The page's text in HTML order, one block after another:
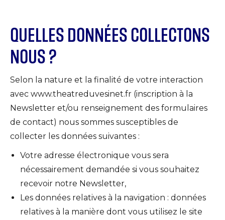
QUELLES DONNÉES COLLECTONS
NOUS ?
Selon la nature et la finalité de votre interaction
avec www.theatreduvesinet.fr (inscription à la
Newsletter et/ou renseignement des formulaires
de contact) nous sommes susceptibles de
collecter les données suivantes :
Votre adresse électronique vous sera
nécessairement demandée si vous souhaitez
recevoir notre Newsletter,
Les données relatives à la navigation : données
relatives à la manière dont vous utilisez le site